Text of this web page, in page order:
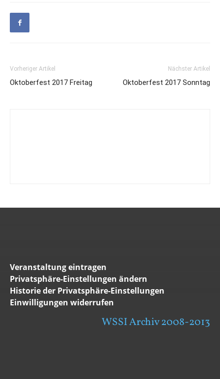
Vorheriger Artikel
Oktoberfest 2017 Freitag
Nächster Artikel
Oktoberfest 2017 Sonntag
Veranstaltung eintragen
Privatsphäre-Einstellungen ändern
Historie der Privatsphäre-Einstellungen
Einwilligungen widerrufen
WSSI Archiv 2008-2013